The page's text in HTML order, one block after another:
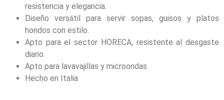
resistencia y elegancia.
Diseño versátil para servir sopas, guisos y platos
hondos con estilo.
Apto para el sector HORECA, resistente al desgaste
diario.
Apto para lavavajillas y microondas.
Hecho en Italia